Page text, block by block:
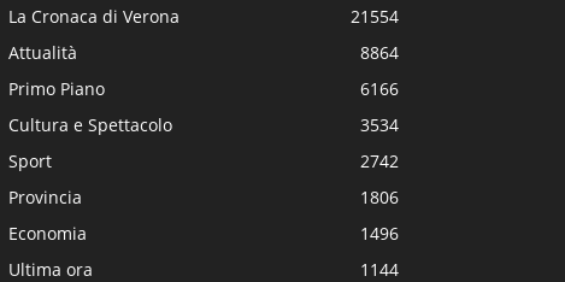
La Cronaca di Verona
21554
Attualità
8864
Primo Piano
6166
Cultura e Spettacolo
3534
Sport
2742
Provincia
1806
Economia
1496
Ultima ora
1144